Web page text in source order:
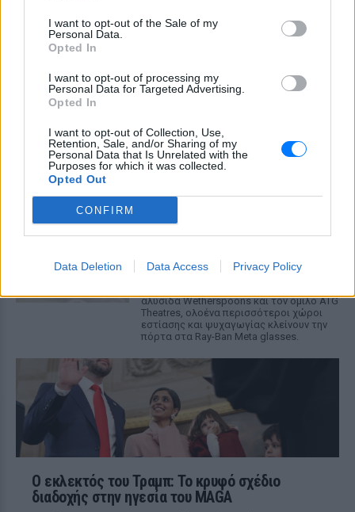
I want to opt-out of the Sale of my
Personal Data.
Opted In
I want to opt-out of processing my
Personal Data for Targeted Advertising.
Opted In
I want to opt-out of Collection, Use,
Retention, Sale, and/or Sharing of my
Personal Data that Is Unrelated with the
Purposes for which it was collected.
Opted Out
CONFIRM
Data Deletion Data Access Privacy Policy
στο protothema.gr ο διδάκτορας
ζωολογίας του ΑΠΘ, Θεόδωρος Κομηνός
Για πάντα στη Ρεάλ Μαδρίτης ο
Βινίσιους: Υπογράφει νέο
ΣΉΜΕΡΑ
Σύμφωνα με τον Φαμπρίτσιο Ρομάνο ο
εστιατόρια, παμπ και θέατρα
ΣΉΜΕΡΑ
αλυσίδα Wetherspoons και τον όμιλο ATG
Theatres, ολοένα περισσότεροι χώροι
εστίασης και ψυχαγωγίας κλείνουν την
πόρτα στα Ray-Ban Meta glasses.
Ο εκλεκτός του Τραμπ: Το κρυφό σχέδιο
διαδοχής στην ηγεσία του MAGA